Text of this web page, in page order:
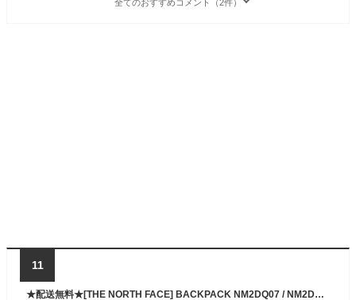
全てのおすすめコメント（2件）
11
★配送無料★[THE NORTH FACE] BACKPACK NM2DQ07 / NM2DQ04 SUPER PACK II MINI 韓国限定 日本未入荷 ホワイトラベル 中学生 高校生 大学生 男女兼用 シンプルミニポーチトートバック付き お得 韓国 正規品 30L 25L 2024バージョン変更ノースフェイス リュック